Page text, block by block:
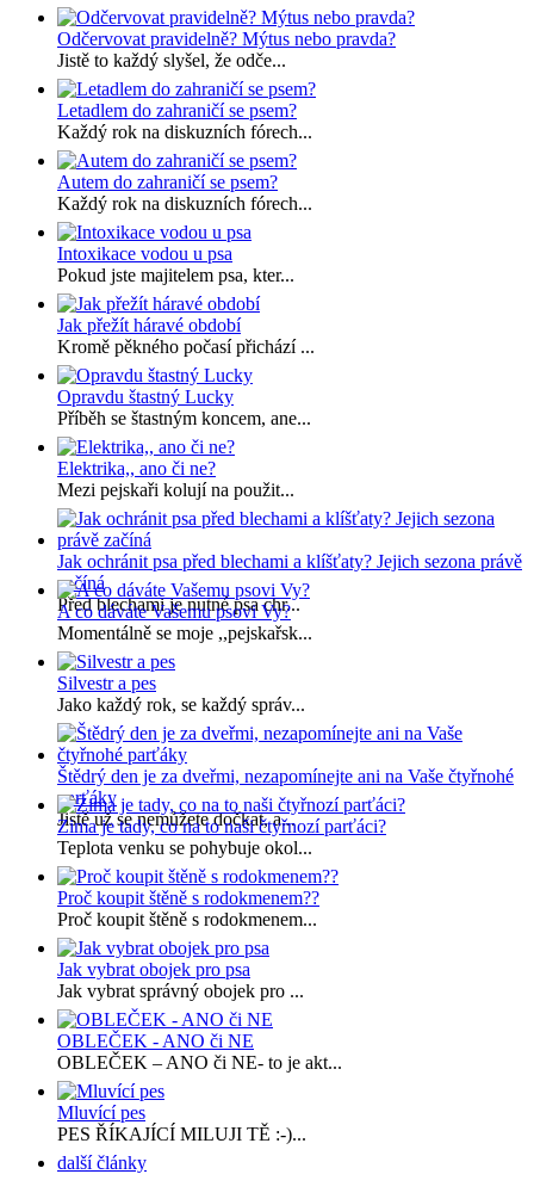
Odčervovat pravidelně? Mýtus nebo pravda?
Jistě to každý slyšel, že odče...
Letadlem do zahraničí se psem?
Každý rok na diskuzních fórech...
Autem do zahraničí se psem?
Každý rok na diskuzních fórech...
Intoxikace vodou u psa
Pokud jste majitelem psa, kter...
Jak přežít háravé období
Kromě pěkného počasí přichází ...
Opravdu štastný Lucky
Příběh se štastným koncem, ane...
Elektrika,, ano či ne?
Mezi pejskaři kolují na použit...
Jak ochránit psa před blechami a klíšťaty? Jejich sezona právě
začíná
Před blechami je nutné psa chr...
A co dáváte Vašemu psovi Vy?
Momentálně se moje ,,pejskařsk...
Silvestr a pes
Jako každý rok, se každý správ...
Štědrý den je za dveřmi, nezapomínejte ani na Vaše čtyřnohé
parťáky
Jistě už se nemůžete dočkat, a...
Zima je tady, co na to naši čtyřnozí parťáci?
Teplota venku se pohybuje okol...
Proč koupit štěně s rodokmenem??
Proč koupit štěně s rodokmenem...
Jak vybrat obojek pro psa
Jak vybrat správný obojek pro ...
OBLEČEK - ANO či NE
OBLEČEK – ANO či NE- to je akt...
Mluvící pes
PES ŘÍKAJÍCÍ MILUJI TĚ :-)...
další články